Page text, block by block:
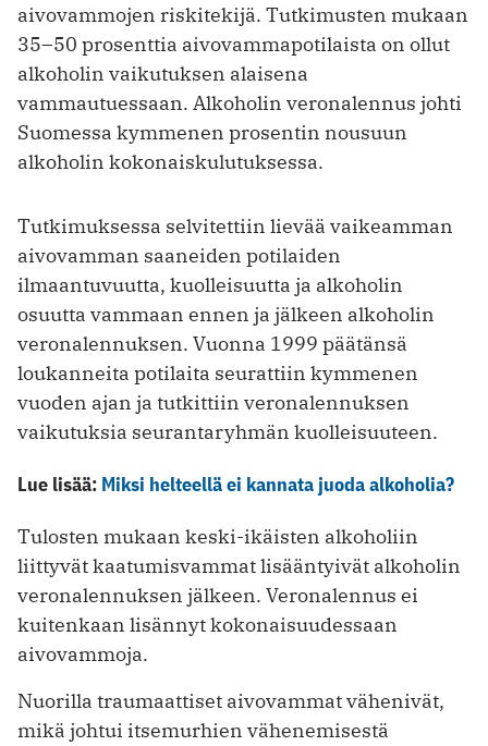
aivovammojen riskitekijä. Tutkimusten mukaan
35–50 prosenttia aivovammapotilaista on ollut
alkoholin vaikutuksen alaisena
vammautuessaan. Alkoholin veronalennus johti
Suomessa kymmenen prosentin nousuun
alkoholin kokonaiskulutuksessa.
Tutkimuksessa selvitettiin lievää vaikeamman
aivovamman saaneiden potilaiden
ilmaantuvuutta, kuolleisuutta ja alkoholin
osuutta vammaan ennen ja jälkeen alkoholin
veronalennuksen. Vuonna 1999 päätänsä
loukanneita potilaita seurattiin kymmenen
vuoden ajan ja tutkittiin veronalennuksen
vaikutuksia seurantaryhmän kuolleisuuteen.
Lue lisää: Miksi helteellä ei kannata juoda alkoholia?
Tulosten mukaan keski-ikäisten alkoholiin
liittyvät kaatumisvammat lisääntyivät alkoholin
veronalennuksen jälkeen. Veronalennus ei
kuitenkaan lisännyt kokonaisuudessaan
aivovammoja.
Nuorilla traumaattiset aivovammat vähenivät,
mikä johtui itsemurhien vähenemisestä